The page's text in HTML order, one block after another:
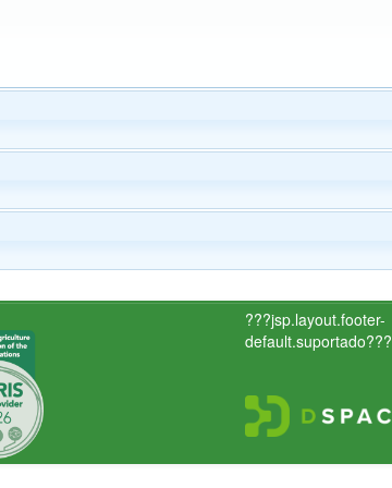
???jsp.layout.footer-
default.suportado???